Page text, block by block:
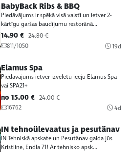
BabyBack Ribs & BBQ
Piedāvājums ir spēkā visā valstī un ietver 2-
kārtīgu garšas baudījumu restorānā...
14.90 € 24.80 €
811/1050
19d
Elamus Spa
Piedāvājums ietver izvēlētu ieeju Elamus Spa
vai SPA21+
no 15.00 € 24.00 €
16762
4d
IN tehnoülevaatus ja pesutänav
IN Tehniskā apskate un Pesutänav gaida jūs
Kristiine, Endla 71! Ar tehnisko apsk...